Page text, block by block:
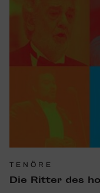
TENÖRE
Die Ritter des